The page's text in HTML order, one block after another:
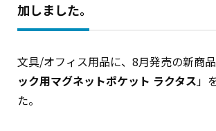
加しました。
文具/オフィス用品に、8月発売の新商
ック用マグネットポケット ラクタス」
た。